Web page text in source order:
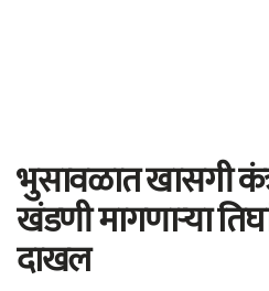
भुसावळात खासगी
खंडणी मागणाऱ्या
दाखल